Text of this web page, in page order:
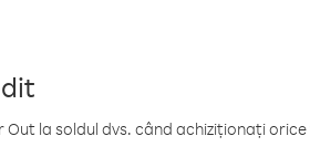
la soldul dvs. când achiziționați